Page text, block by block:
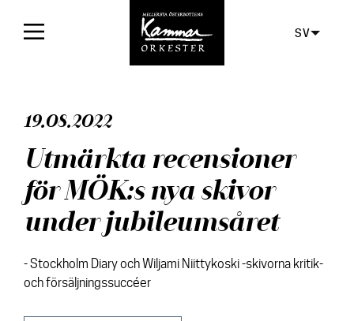
Biljetter
För publiken
Skivor
SV
19.08.2022
Utmärkta recensioner
för MÖK:s nya skivor
under jubileumsåret
- Stockholm Diary och Wiljami Niittykoski -skivorna kritik-
och försäljningssuccéer